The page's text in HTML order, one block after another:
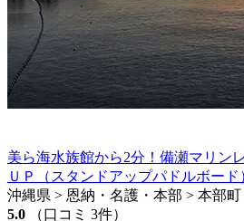
美ら海水族館から2分！備瀬マリン
ＵＰ（スタンドアップパドルボード
沖縄県 > 恩納・名護・本部 > 本部町
5.0
（口コミ 3件）